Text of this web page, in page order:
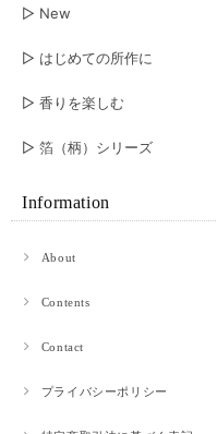
きます
です。 お財布ももちろん良いの
た。 使っているうちに馴染む革
す。 値段以上にとても満足して
▷ New
▷ はじめての所作に
▷ 香りを楽しむ
▷ 箔（柄）シリーズ
Information
About
Contents
Contact
プライバシーポリシー